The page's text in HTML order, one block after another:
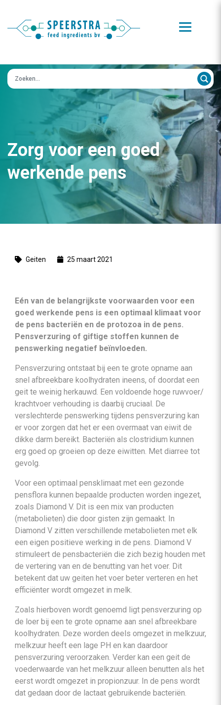
Zoeken op:
Zorg voor een goed
werkende pens
Geiten 25 maart 2021
Eén van de belangrijkste voorwaarden voor een
goed werkende pens is een optimaal klimaat voor
de pens bacteriën en de protozoa in de pens.
Pensverzuring of giftige stoffen kunnen de
penswerking negatief beïnvloeden.
Pensverzuring ontstaat bij een te grote opname aan
snel afbreekbare koolhydraten ineens, of doordat een
geit te weinig herkauwd. Een voldoende hoge ruwvoer/
krachtvoer verhouding is daarbij cruciaal. De
verslechterde penswerking tijdens pensverzuring kan
er voor zorgen dat het er een overmaat van eiwit de
dikke darm bereikt. Bacteriën als clostridium kunnen
erg goed op groeien op deze eiwitten. Met diarree tot
gevolg.
Voor een optimaal pensklimaat met een gezonde
pensflora kunnen bepaalde producten worden ingezet,
zoals Diamond V. Dit is een mix van producten
(metabolieten) die door gisten zijn gemaakt. In
Diamond V zitten verschillende metabolieten met elk
een eigen positieve werking in de pens. Diamond V
stimuleert de pensbacteriën die zich bezig houden met
de vertering van en de benutting van het voer. Dit
betekent dat uw geiten het voer beter verteren en het
efficiënter wordt omgezet in melk.
Zoals hierboven wordt genoemd ligt pensverzuring op
de loer bij een te grote opname aan snel afbreekbare
koolhydraten. Deze worden deels omgezet in melkzuur,
melkzuur heeft een lage PH en kan daardoor
pensverzuring veroorzaken. Verder kan een geit de
voederwaarde van het melkzuur alleen benutten als het
eerst wordt omgezet in propionzuur. In de pens wordt
dat gedaan door de lactaat gebruikende bacteriën.